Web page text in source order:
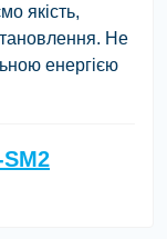
якість,
Не
енергією